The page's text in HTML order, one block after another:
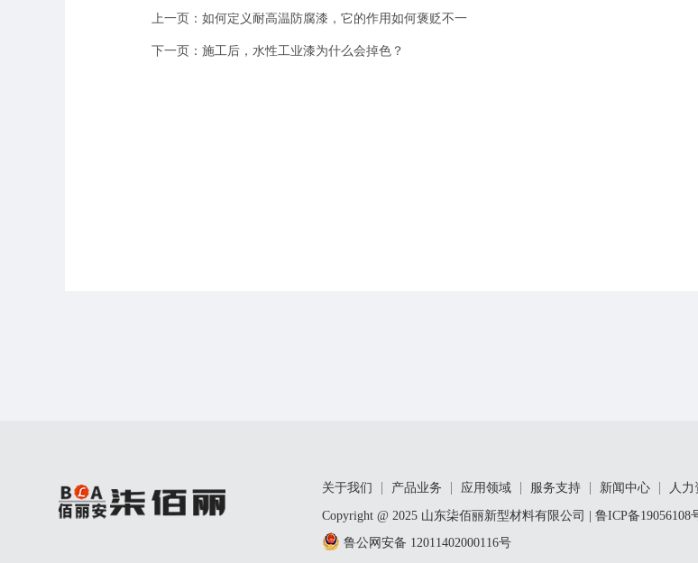
上一页：如何定义耐高温防腐漆，它的作用如何褒贬不一
下一页：施工后，水性工业漆为什么会掉色？
关于我们 产品业务 应用领域 服务支持 新闻中心 人力
Copyright @ 2025 山东柒佰丽新型材料有限公司 | 鲁ICP备19056108
鲁公网安备 12011402000116号